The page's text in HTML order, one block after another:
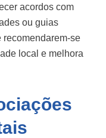
acordos com
ou guias
recomendarem-se
local e melhora